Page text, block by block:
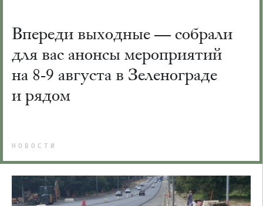
Впереди выходные — собрали
для вас анонсы мероприятий
на 8-9 августа в Зеленограде
и рядом
НОВОСТИ